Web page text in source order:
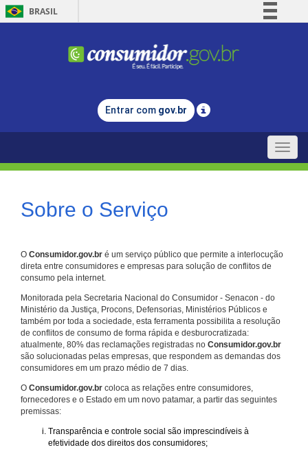
BRASIL
Comunica BR
Legislação
Entrar com gov.br
Toggle
Sobre o Serviço
O Consumidor.gov.br é um serviço público que permite a interlocução
direta entre consumidores e empresas para solução de conflitos de
consumo pela internet.
Monitorada pela Secretaria Nacional do Consumidor - Senacon - do
Ministério da Justiça, Procons, Defensorias, Ministérios Públicos e
também por toda a sociedade, esta ferramenta possibilita a resolução
de conflitos de consumo de forma rápida e desburocratizada:
atualmente, 80% das reclamações registradas no Consumidor.gov.br
são solucionadas pelas empresas, que respondem as demandas dos
consumidores em um prazo médio de 7 dias.
O Consumidor.gov.br coloca as relações entre consumidores,
fornecedores e o Estado em um novo patamar, a partir das seguintes
premissas:
Transparência e controle social são imprescindíveis à
efetividade dos direitos dos consumidores;